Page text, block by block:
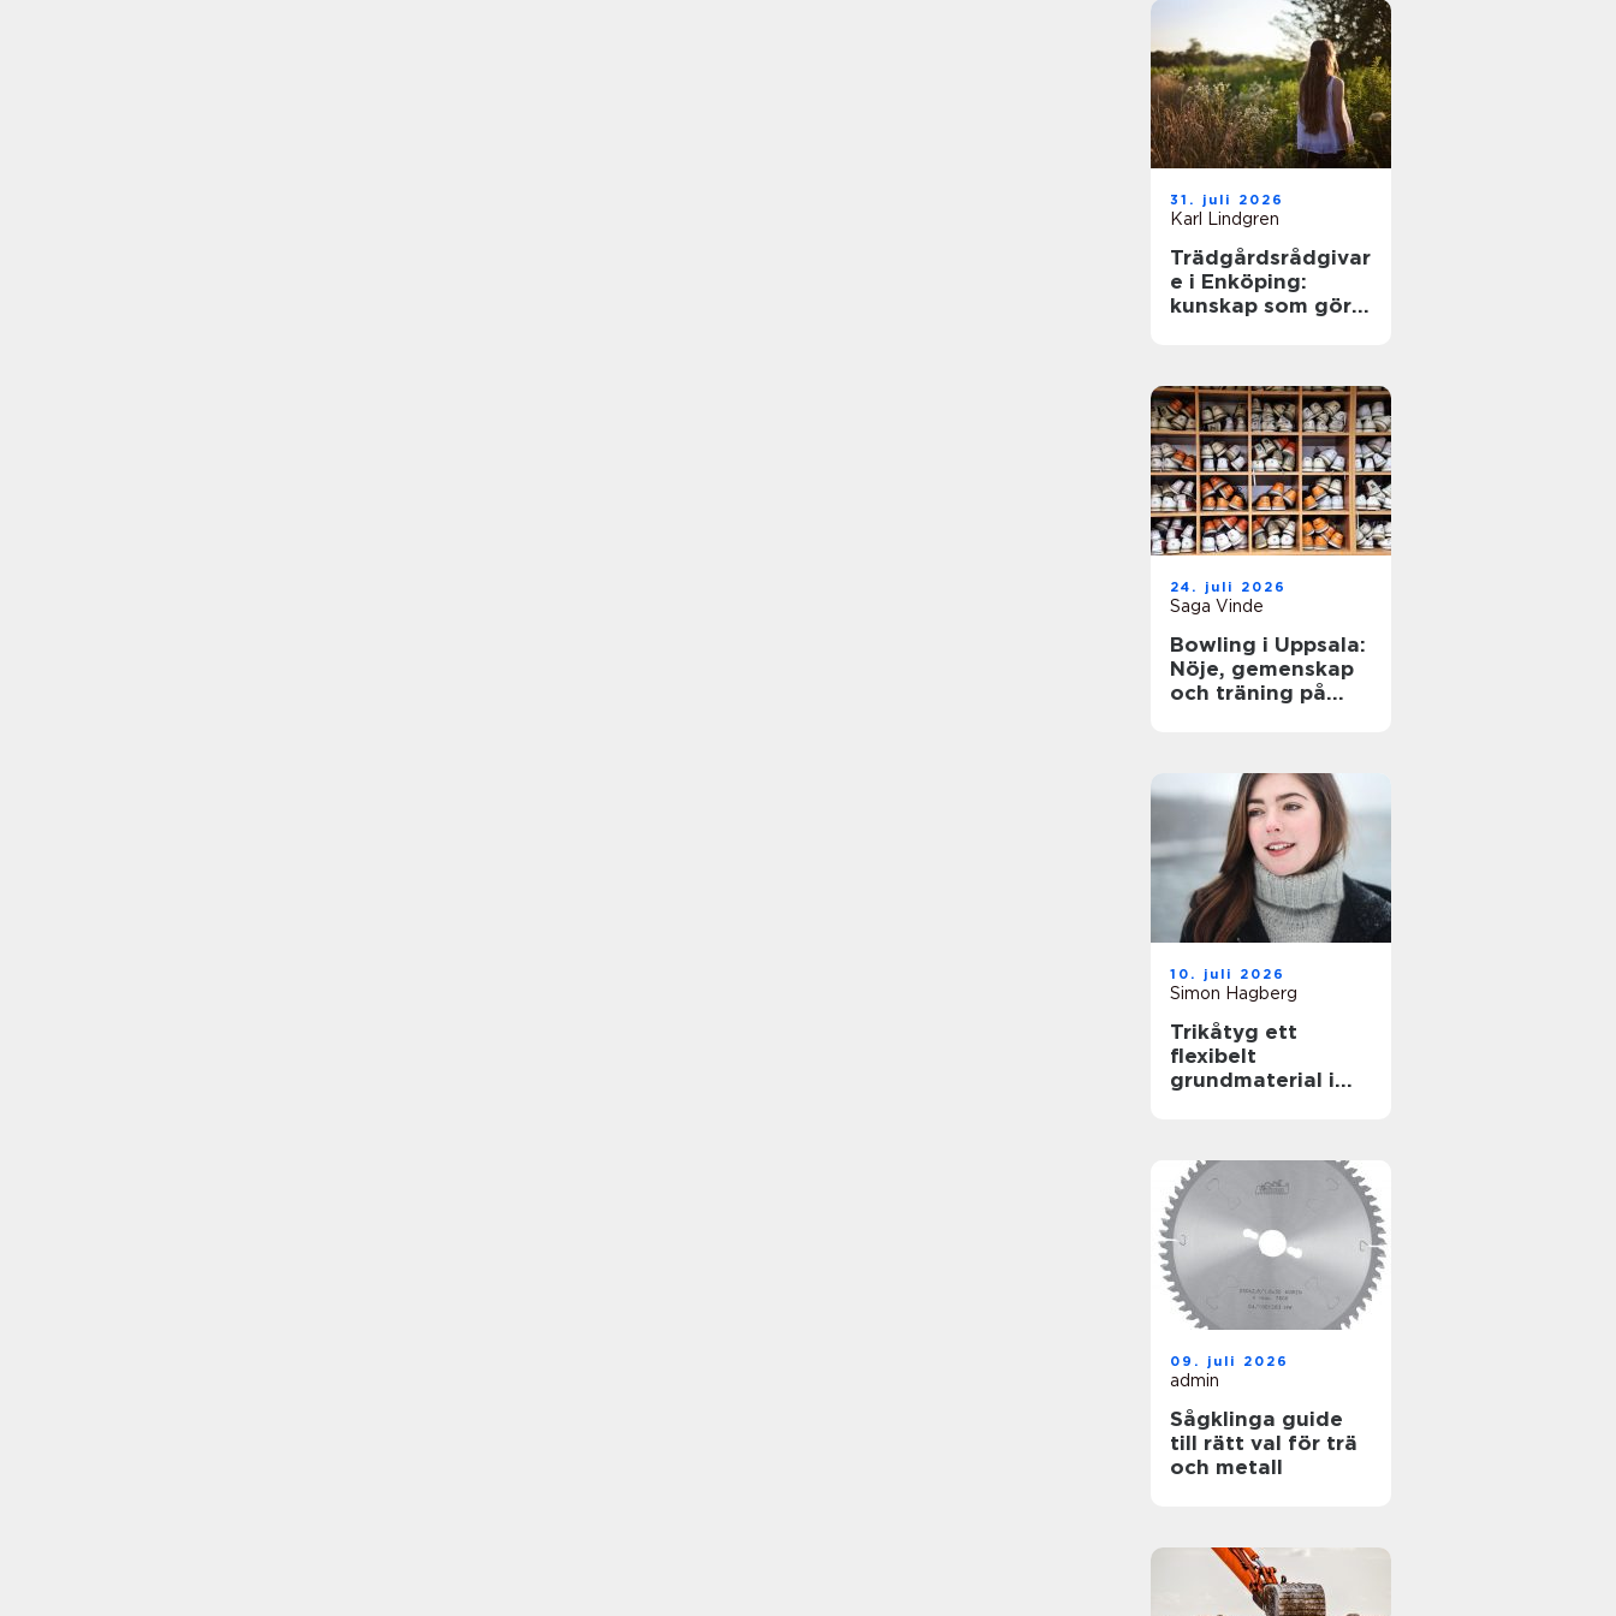
31. juli 2026
Karl Lindgren
Trädgårdsrådgivar
e i Enköping:
kunskap som gör
24. juli 2026
Saga Vinde
Bowling i Uppsala:
Nöje, gemenskap
och träning på
10. juli 2026
Simon Hagberg
Trikåtyg ett
flexibelt
grundmaterial i
09. juli 2026
admin
Sågklinga guide
till rätt val för trä
och metall